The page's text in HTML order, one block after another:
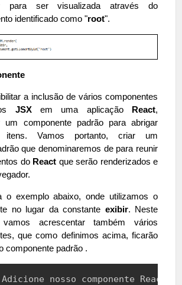
para ser visualizada através do
identificado como "root".
a inclusão de vários componentes
JSXem uma aplicação React,
um componente padrão para abrigar
itens. Vamos portanto, criar um
que denominaremos de para reunir
doReact que serão renderizados e
o exemplo abaixo, onde utilizamos o
no lugar da constante exibir. Neste
vamos acrescentar também vários
que como definimos acima, ficarão
componente padrão .
Adicione nosso componente React